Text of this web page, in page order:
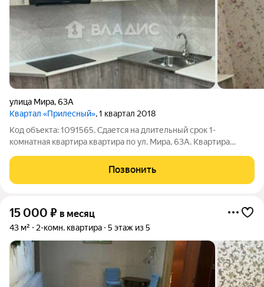
улица Мира,63А
Квартал «Прилесный», 1 квартал 2018
Код объекта: 1091565. Сдается на длительный срок 1-
комнатная квартира квартира по ул. Мира, 63А. Квартира
дома 2018 года постройки. Общая площадь: 40.7 кв.м. Жилая
площадь: 22 кв.м. Кухня: 9
Позвонить
15 000 ₽ в месяц
43 м² 2-комн. квартира 5 этаж из 5